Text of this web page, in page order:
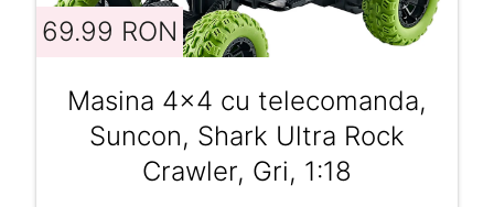
69.99 RON
Masina 4x4 cu telecomanda,
Suncon, Shark Ultra Rock
Crawler, Gri, 1:18